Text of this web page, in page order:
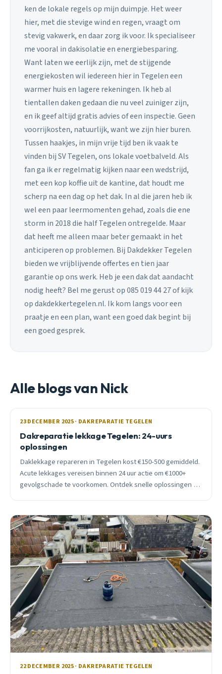
ken de lokale regels op mijn duimpje. Het weer
hier, met die stevige wind en regen, vraagt om
stevig vakwerk, en daar zorg ik voor. Ik specialiseer
me vooral in dakisolatie en energiebesparing.
Want laten we eerlijk zijn, met de stijgende
energiekosten wil iedereen hier in Tegelen een
warmer huis en lagere rekeningen. Ik heb al
tientallen daken gedaan die nu veel zuiniger zijn,
en ik geef altijd gratis advies of een inspectie. Geen
voorrijkosten, natuurlijk, want we zijn hier buren.
Tussen haakjes, in mijn vrije tijd ben ik vaak te
vinden bij SV Tegelen, ons lokale voetbalveld. Als
fan ga ik er regelmatig kijken naar een wedstrijd,
met een kop koffie uit de kantine, dat houdt me
scherp na een dag op het dak. In al die jaren heb ik
wel een paar leermomenten gehad, zoals die ene
storm in 2018 die half Tegelen ontregelde. Maar
dat heeft me alleen maar beter gemaakt in het
anticiperen op problemen. Bij Dakdekker Tegelen
bieden we vrijblijvende offertes en tien jaar
garantie op ons werk. Heb je een dak dat aandacht
nodig heeft? Bel me gerust op 085 019 44 27 of kijk
op dakdekkertegelen.nl. Ik kom langs voor een
praatje en een plan, want een goed dak begint bij
een goed gesprek.
Alle blogs van Nick
23 DECEMBER 2025 · DAKREPARATIE TEGELEN
Dakreparatie lekkage Tegelen: 24-uurs
oplossingen
Daklekkage repareren in Tegelen kost €150-500 gemiddeld.
Acute lekkages vereisen binnen 24 uur actie om €1000+
gevolgschade te voorkomen. Ontdek snelle oplossingen en
22 DECEMBER 2025 · DAKREPARATIE TEGELEN